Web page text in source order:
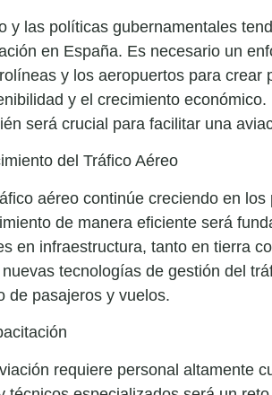
y las políticas gubernamentales
en España. Es necesario un
y los aeropuertos para crear
y el crecimiento
será crucial para facilitar una
del Tráfico Aéreo
aéreo continúe creciendo en
de manera eficiente será
en infraestructura, tanto en tierra
tecnologías de gestión del
de pasajeros y vuelos.
requiere personal altamente